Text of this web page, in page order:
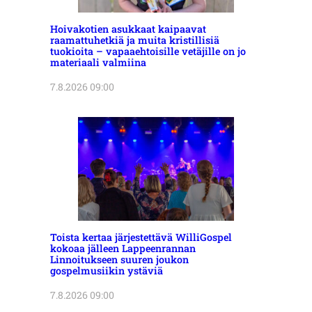
Hoivakotien asukkaat kaipaavat
raamattuhetkiä ja muita kristillisiä
tuokioita – vapaaehtoisille vetäjille on jo
materiaali valmiina
7.8.2026 09:00
Toista kertaa järjestettävä WilliGospel
kokoaa jälleen Lappeenrannan
Linnoitukseen suuren joukon
gospelmusiikin ystäviä
7.8.2026 09:00